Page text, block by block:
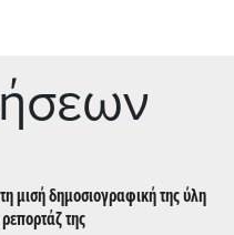
μισή δημοσιογραφική της ύλη
της